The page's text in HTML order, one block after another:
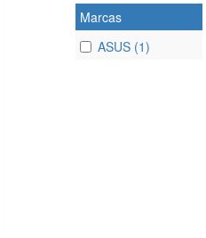
Marcas
ASUS (1)